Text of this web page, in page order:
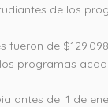
de los
fueron de
programas
antes del 1 de